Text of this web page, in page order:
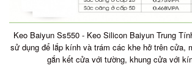
Keo Baiyun Ss550 - Keo Silicon Baiyun Trung
sử dụng để lắp kính và trám các khe hở trên cửa,
gắn kết cửa với tường, khung cửa với